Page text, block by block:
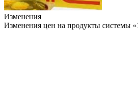
Изменения
Изменения цен на продукты системы